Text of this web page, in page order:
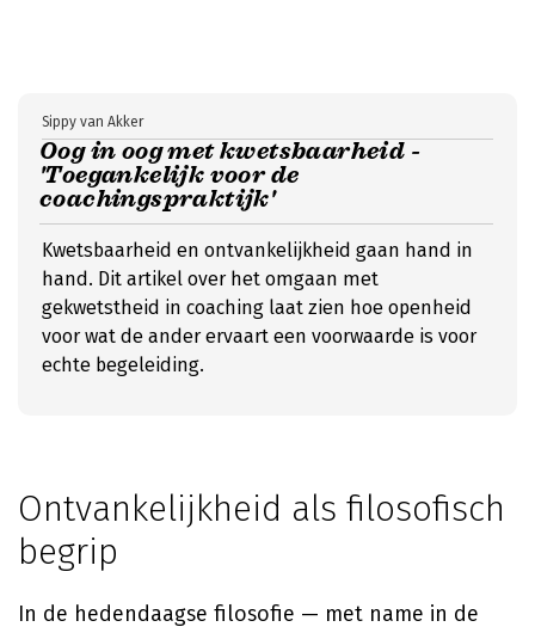
Oog in oog met kwetsbaarheid -
'Toegankelijk voor de
coachingspraktijk'
Sippy van Akker
Kwetsbaarheid en ontvankelijkheid gaan hand in
hand. Dit artikel over het omgaan met
gekwetstheid in coaching laat zien hoe openheid
voor wat de ander ervaart een voorwaarde is voor
echte begeleiding.
Ontvankelijkheid als filosofisch
begrip
In de hedendaagse filosofie — met name in de